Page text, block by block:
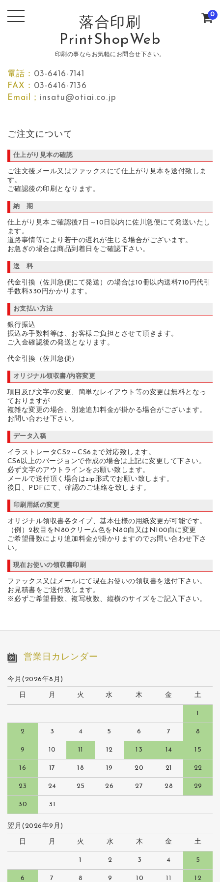
落合印刷
PrintShopWeb
印刷の事ならお気軽にお問合せ下さい。
電話： 03-6416-7141
FAX： 03-6416-7136
Email； insatu@otiai.co.jp
0
ご注文について
仕上がり見本の確認
ご注文後メール又はファックスにて仕上がり見本を送付致しま
す。
ご確認後の印刷となります。
納 期
仕上がり見本ご確認後7日～10日以内に佐川急便にて発送いたし
ます。
道路事情等により若干の遅れが生じる場合がございます。
お急ぎの場合は商品到着日をご確認下さい。
送 料
代金引換（佐川急便にて発送）の場合は10冊以内送料710円代引
手数料330円かかります。
お支払い方法
銀行振込
振込み手数料等は、お客様ご負担とさせて頂きます。
ご入金確認後の発送となります。
代金引換（佐川急便）
オリジナル領収書/内容変更
項目及び文字の変更、簡単なレイアウト等の変更は無料となっ
ておりますが
複雑な変更の場合、別途追加料金が掛かる場合がございます。
お問い合わせ下さい。
データ入稿
イラストレータCS2～CS6まで対応致します。
CS6以上のバージョンで作成の場合は上記に変更して下さい。
必ず文字のアウトラインをお願い致します。
メールで送付頂く場合はzip形式でお願い致します。
後日、PDFにて、確認のご連絡を致します。
印刷用紙の変更
オリジナル領収書各タイプ、基本仕様の用紙変更が可能です。
（例）2枚目をN80クリーム色をN80白又はN100白に変更
ご希望冊数により追加料金が掛かりますのでお問い合わせ下さ
い。
現在お使いの領収書印刷
ファックス又はメールにて現在お使いの領収書を送付下さい。
お見積書をご送付致します。
※必ずご希望冊数、複写枚数、縦横のサイズをご記入下さい。
営業日カレンダー
今月(2026年8月)
日 月 火 水 木 金 土
1
2 3 4 5 6 7 8
9 10 11 12 13 14 15
16 17 18 19 20 21 22
23 24 25 26 27 28 29
30 31
翌月(2026年9月)
日 月 火 水 木 金 土
1 2 3 4 5
6 7 8 9 10 11 12